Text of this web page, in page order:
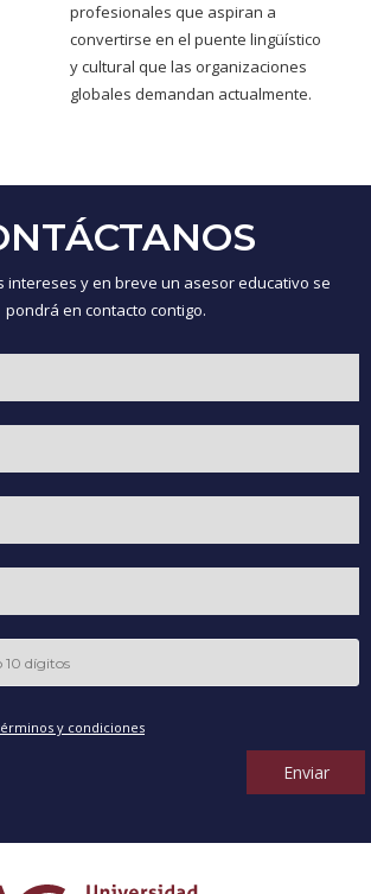
profesionales que aspiran a
convertirse en el puente lingüístico
y cultural que las organizaciones
globales demandan actualmente.
intereses y en breve un asesor educativo se
pondrá en contacto contigo.
y condiciones
Enviar